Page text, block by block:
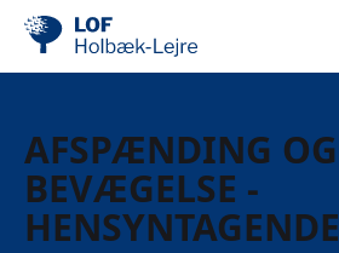
AFSPÆNDING OG
BEVÆGELSE -
HENSYNTAGENDE